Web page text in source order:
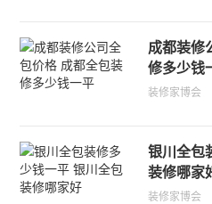
成都装修
修多少钱
装修家博会
银川全包
装修哪家
装修家博会